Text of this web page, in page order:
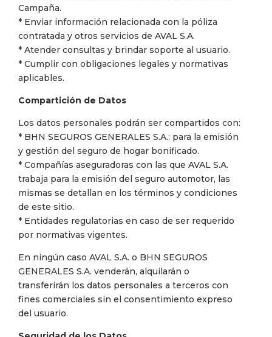
Campaña.
* Enviar información relacionada con la póliza
contratada y otros servicios de AVAL S.A.
* Atender consultas y brindar soporte al usuario.
* Cumplir con obligaciones legales y normativas
aplicables.
Compartición de Datos
Los datos personales podrán ser compartidos con:
* BHN SEGUROS GENERALES S.A.: para la emisión
y gestión del seguro de hogar bonificado.
* Compañías aseguradoras con las que AVAL S.A.
trabaja para la emisión del seguro automotor, las
mismas se detallan en los términos y condiciones
de este sitio.
* Entidades regulatorias en caso de ser requerido
por normativas vigentes.
En ningún caso AVAL S.A. o BHN SEGUROS
GENERALES S.A. venderán, alquilarán o
transferirán los datos personales a terceros con
fines comerciales sin el consentimiento expreso
del usuario.